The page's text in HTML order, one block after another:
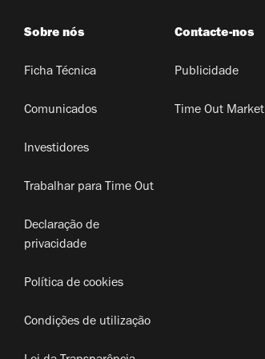
Sobre nós
Ficha Técnica
Comunicados
Investidores
Trabalhar para Time Out
Declaração de
privacidade
Política de cookies
Condições de utilização
Contacte-nos
Publicidade
Time Out Market